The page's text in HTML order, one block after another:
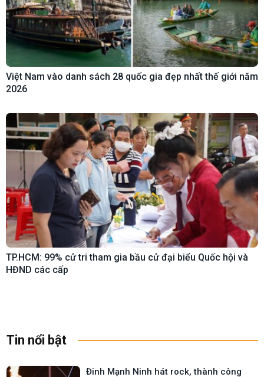
Việt Nam vào danh sách 28 quốc gia đẹp nhất thế giới năm
2026
TP.HCM: 99% cử tri tham gia bầu cử đại biểu Quốc hội và
HĐND các cấp
Tin nổi bật
Đinh Mạnh Ninh hát rock, thành công